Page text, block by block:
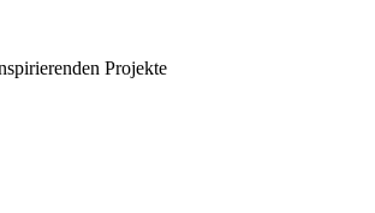
Projekte